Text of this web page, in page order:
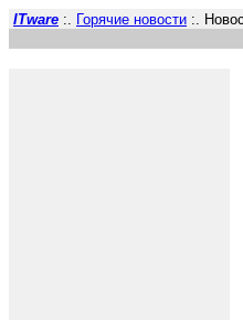
ITware :. Горячие новости :.